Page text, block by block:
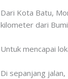
Dari Kota Batu,
kilometer dari
Untuk mencapai
Di sepanjang